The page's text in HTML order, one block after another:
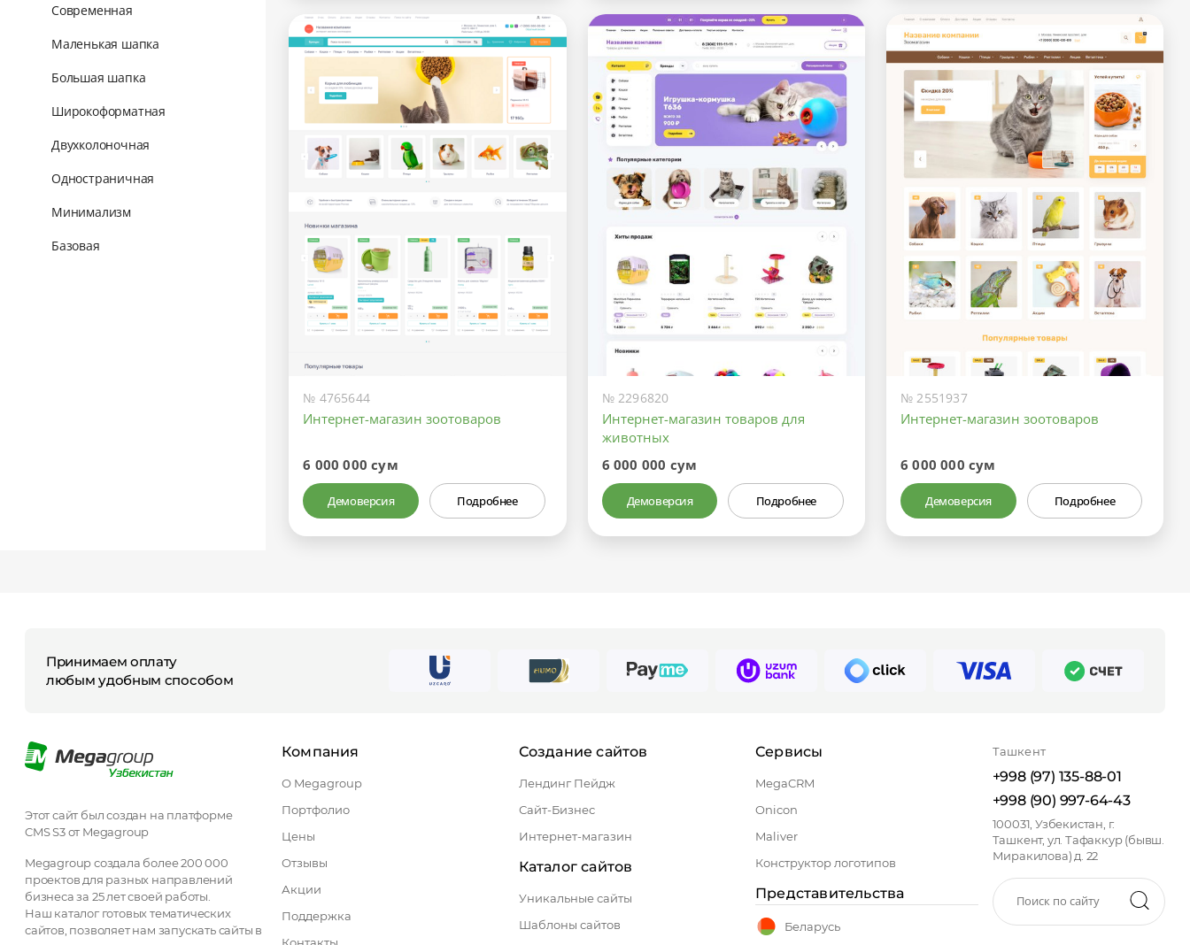
Современная
Маленькая шапка
Большая шапка
Широкоформатная
Двухколоночная
Одностраничная
Минимализм
Базовая
№ 4765644
Интернет-магазин зоотоваров
6 000 000 сум
Демоверсия Подробнее
№ 2296820
Интернет-магазин товаров для
животных
6 000 000 сум
Демоверсия Подробнее
№ 2551937
Интернет-магазин зоотоваров
6 000 000 сум
Демоверсия Подробнее
Принимаем оплату
любым удобным способом
Megagroup создала более 200 000
проектов для разных направлений
бизнеса за 25 лет своей работы.
Наш каталог готовых тематических
сайтов, позволяет нам запускать сайты в
Этот сайт был создан на платформе
CMS S3 от Megagroup
Компания
О Megagroup
Портфолио
Цены
Отзывы
Акции
Поддержка
Создание сайтов
Лендинг Пейдж
Сайт-Бизнес
Интернет-магазин
Каталог сайтов
Уникальные сайты
Шаблоны сайтов
Сервисы
MegaCRM
Onicon
Maliver
Конструктор логотипов
Представительства
Беларусь
Ташкент
+998 (97) 135-88-01
+998 (90) 997-64-43
100031, Узбекистан, г.
Ташкент, ул. Тафаккур (бывш.
Миракилова) д. 22